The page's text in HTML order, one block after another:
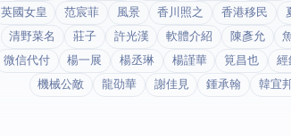
英國女皇
范宸菲 風景 香川照之 香港移民
清野菜名
莊子 許光漢 軟體介紹 陳彥允
微信代付
楊一展 楊丞琳 楊謹華 筧昌也 經
機械公敵
龍劭華 謝佳見 鍾承翰 韓宜